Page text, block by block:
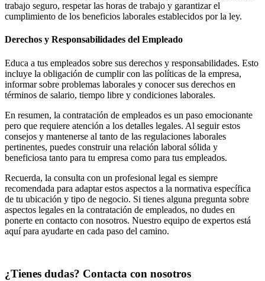
trabajo seguro, respetar las horas de trabajo y garantizar el
cumplimiento de los beneficios laborales establecidos por la ley.
Derechos y Responsabilidades del Empleado
Educa a tus empleados sobre sus derechos y responsabilidades. Esto
incluye la obligación de cumplir con las políticas de la empresa,
informar sobre problemas laborales y conocer sus derechos en
términos de salario, tiempo libre y condiciones laborales.
En resumen, la contratación de empleados es un paso emocionante
pero que requiere atención a los detalles legales. Al seguir estos
consejos y mantenerse al tanto de las regulaciones laborales
pertinentes, puedes construir una relación laboral sólida y
beneficiosa tanto para tu empresa como para tus empleados.
Recuerda, la consulta con un profesional legal es siempre
recomendada para adaptar estos aspectos a la normativa específica
de tu ubicación y tipo de negocio. Si tienes alguna pregunta sobre
aspectos legales en la contratación de empleados, no dudes en
ponerte en contacto con nosotros. Nuestro equipo de expertos está
aquí para ayudarte en cada paso del camino.
¿Tienes dudas? Contacta con nosotros